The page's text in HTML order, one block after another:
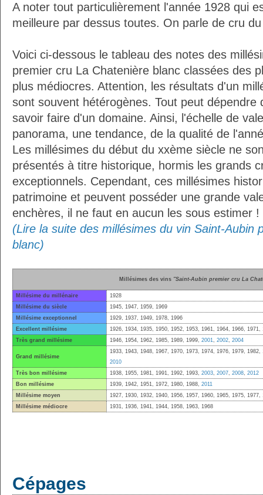
A noter tout particulièrement l'année 1928 qui
meilleure par dessus toutes. On parle de cru
Voici ci-dessous le tableau des notes des
premier cru La Chatenière blanc classées des
plus médiocres. Attention, les résultats d'un
sont souvent hétérogènes. Tout peut dépendre
savoir faire d'un domaine. Ainsi, l'échelle de
panorama, une tendance, de la qualité de
Les millésimes du début du xxème siècle ne
présentés à titre historique, hormis les grands
exceptionnels. Cependant, ces millésimes
patrimoine et peuvent posséder une grande
enchères, il ne faut en aucun les sous estimer !
(Lire la suite des millésimes du vin Saint-Aubin
blanc)
Millésimes des vins "Saint-Aubin premier cru La
Millésime du millénaire
1928
Millésime du siècle
1945, 1947, 1959, 1969
Millésime exceptionnel
1929, 1937, 1949, 1978, 1996
Excellent millésime
1926, 1934, 1935, 1950, 1952, 1953, 1961, 1964, 1966,
Très grand millésime
1946, 1954, 1962, 1985, 1989, 1999, 2001, 2002, 2004
Grand millésime
1933, 1943, 1948, 1967, 1970, 1973, 1974, 1976, 1979,
2010
Très bon millésime
1938, 1955, 1981, 1991, 1992, 1993, 2003, 2007, 2008, 2012
Bon millésime
1939, 1942, 1951, 1972, 1980, 1988, 2011
Millésime moyen
1927, 1930, 1932, 1940, 1956, 1957, 1960, 1965, 1975,
Millésime médiocre
1931, 1936, 1941, 1944, 1958, 1963, 1968
Cépages